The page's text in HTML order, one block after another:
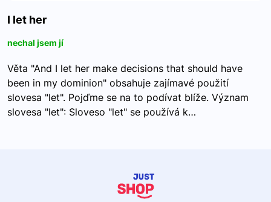
I let her
nechal jsem jí
Věta "And I let her make decisions that should have
been in my dominion" obsahuje zajímavé použití
slovesa "let". Pojďme se na to podívat blíže. Význam
slovesa "let": Sloveso "let" se používá k…